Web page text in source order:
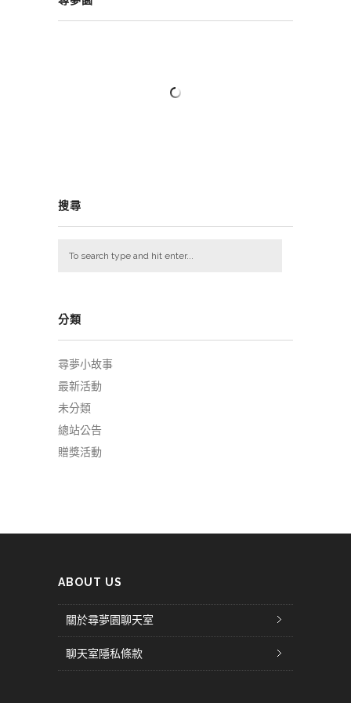
搜尋
分類
尋夢小故事
最新活動
未分類
總站公告
贈獎活動
ABOUT US
關於尋夢園聊天室
聊天室隱私條款